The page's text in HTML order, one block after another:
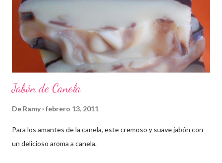
Jabón de Canela
De Ramy febrero 13, 2011
Para los amantes de la canela, este cremoso y suave jabón con
un delicioso aroma a canela.